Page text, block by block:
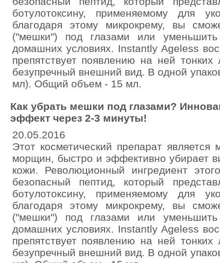
ботулотоксину, применяемому для
благодаря этому микрокрему, вы
("мешки") под глазами или
домашних условиях. Instantly Ageless
препятствует появлению на ней
безупречный внешний вид. В одной
мл). Общий объем - 15 мл.
Как убрать мешки под глазами?
эффект через 2-3 минуты!
20.05.2016
Этот косметический препарат
морщин, быстро и эффективно убирает
кожи. Революционный ингредиент
безопасный пептид, который
ботулотоксину, применяемому для
благодаря этому микрокрему, вы
("мешки") под глазами или
домашних условиях. Instantly Ageless
препятствует появлению на ней
безупречный внешний вид. В одной